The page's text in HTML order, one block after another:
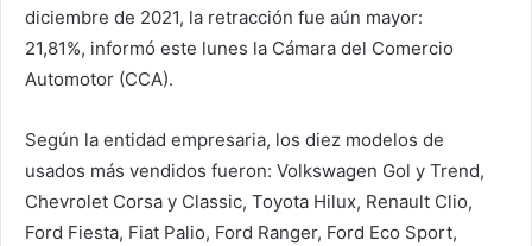
diciembre de 2021, la retracción fue aún mayor:
21,81%, informó este lunes la Cámara del Comercio
Automotor (CCA).
Según la entidad empresaria, los diez modelos de
usados más vendidos fueron: Volkswagen Gol y Trend,
Chevrolet Corsa y Classic, Toyota Hilux, Renault Clio,
Ford Fiesta, Fiat Palio, Ford Ranger, Ford Eco Sport,